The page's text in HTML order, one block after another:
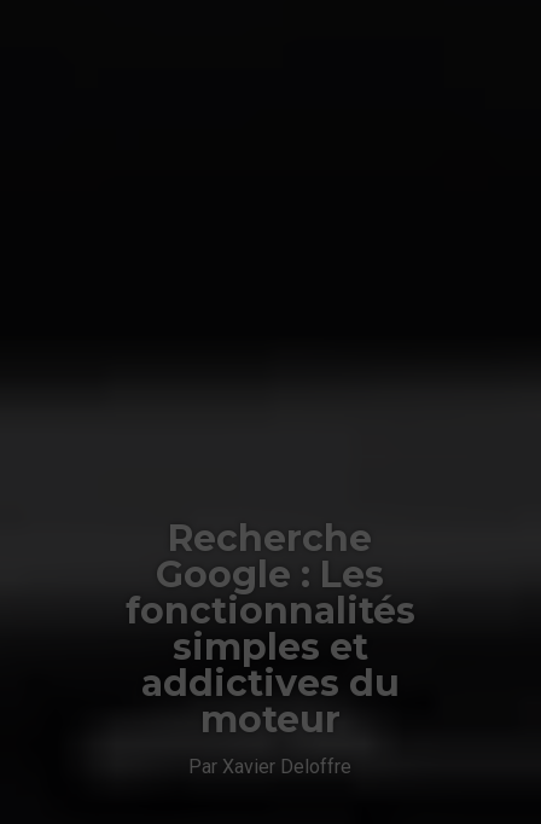
Recherche
Google : Les
fonctionnalités
simples et
addictives du
moteur
Par Xavier Deloffre